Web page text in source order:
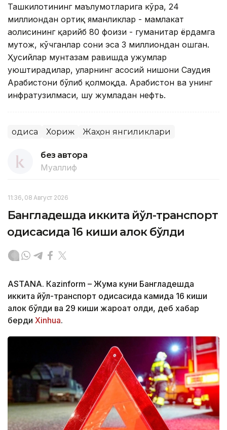
Ташкилотининг маълумотларига кўра, 24
миллиондан ортиқ яманликлар - мамлакат
аҳолисининг қарийб 80 фоизи - гуманитар ёрдамга
муҳтож, кўчганлар сони эса 3 миллиондан ошган.
Ҳусийлар мунтазам равишда ҳужумлар
уюштирадилар, уларнинг асосий нишони Саудия
Арабистони бўлиб қолмоқда. Арабистон ва унинг
инфратузилмаси, шу жумладан нефть.
Ҳодиса Хориж Жаҳон янгиликлари
без автора
Муаллиф
11:36, 08 Август 2026
Бангладешда иккита йўл-транспорт
ҳодисасида 16 киши ҳалок бўлди
ASTANА. Кazinform – Жума куни Бангладешда
иккита йўл-транспорт ҳодисасида камида 16 киши
ҳалок бўлди ва 29 киши жароҳат олди, деб хабар
берди Xinhua.